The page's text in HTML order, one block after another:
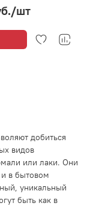
/шт
добиться
видов
или лаки. Они
в бытовом
уникальный
быть как в